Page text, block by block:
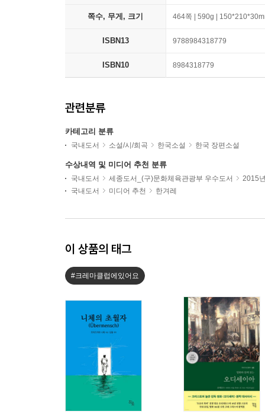
쪽수, 무게, 크기 464쪽 | 590g |
ISBN13 9788984318779
ISBN10 8984318779
관련분류
카테고리 분류
국내도서 소설/시/희곡 한국소설 한국 장편소설
수상내역 및 미디어 추천 분류
국내도서 세종도서_(구)문화체육관광부 우수도서
2015
국내도서
미디어 추천 한겨레
이 상품의 태그
#크레마클럽에있어요